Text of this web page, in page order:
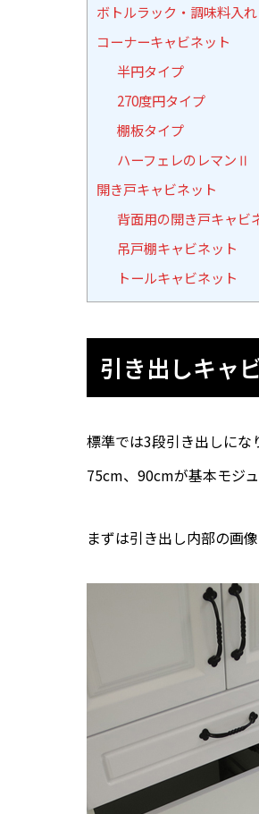
ボトルラック・調味料入れ
コーナーキャビネット
半円タイプ
270度円タイプ
棚板タイプ
ハーフェレのレマンⅡ
開き戸キャビネット
背面用の開き戸キャビ
吊戸棚キャビネット
トールキャビネット
引き出しキャ
標準では3段引き出しにな
75cm、90cmが基本モジ
まずは引き出し内部の画像